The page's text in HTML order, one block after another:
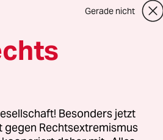
,
nicht.
Gerade nicht
Besonders jetzt
gegen Rechtsextremismus